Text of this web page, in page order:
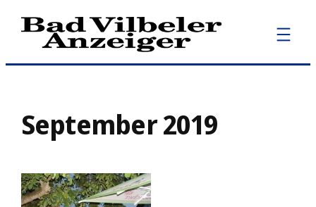
Zum
Inhalt
September 2019